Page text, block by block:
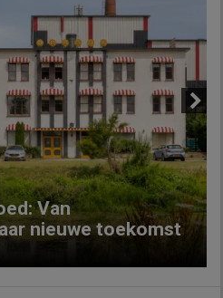
Van
nieuwe toekomst
Next